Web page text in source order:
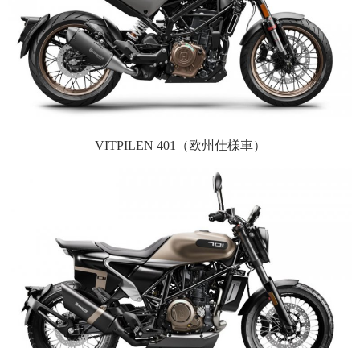
VITPILEN 401（欧州仕様車）